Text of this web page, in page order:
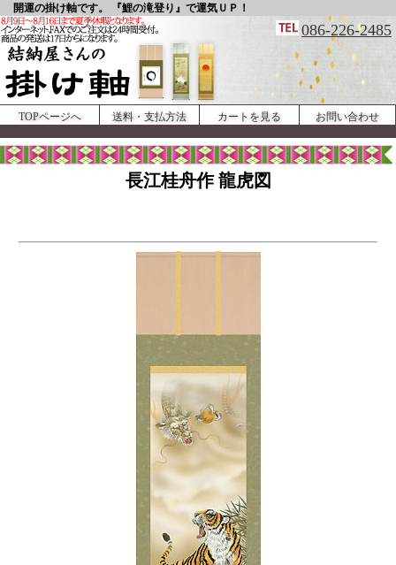
開運の掛け軸です。 『鯉の滝登り』で運気ＵＰ！
086-226-2485
TOPページへ 送料・支払方法 カートを見る お問い合わせ
長江桂舟作 龍虎図